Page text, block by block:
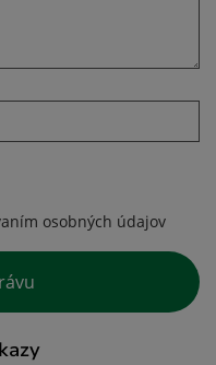
osobných údajov